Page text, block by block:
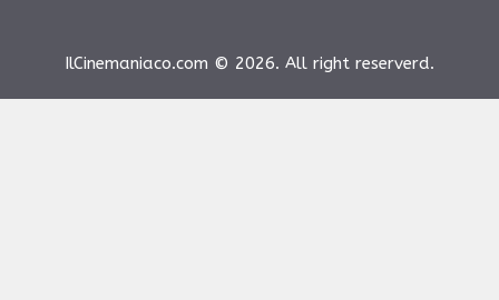
IlCinemaniaco.com © 2026. All right reserverd.